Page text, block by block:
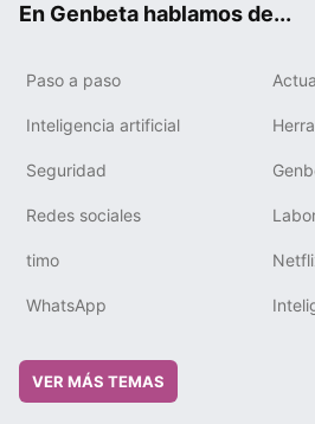
En Genbeta hablamos de...
Paso a paso
Inteligencia artificial
Seguridad
Redes sociales
timo
WhatsApp
VER MÁS TEMAS